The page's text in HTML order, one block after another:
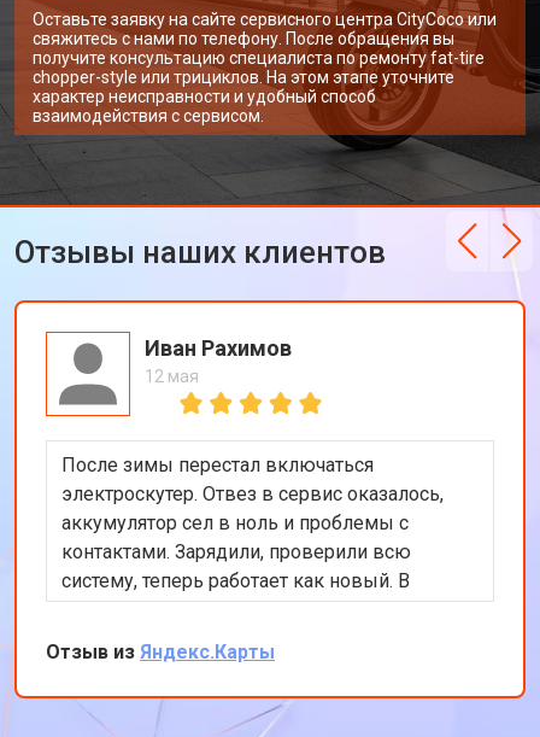
Оставьте заявку на сайте сервисного центра CityCoco или
свяжитесь с нами по телефону. После обращения вы
получите консультацию специалиста по ремонту fat-tire
chopper-style или трициклов. На этом этапе уточните
характер неисправности и удобный способ
взаимодействия с сервисом.
Отзывы наших клиентов
Иван Рахимов
12 мая
После зимы перестал включаться
электроскутер. Отвез в сервис оказалось,
аккумулятор сел в ноль и проблемы с
контактами. Зарядили, проверили всю
систему, теперь работает как новый. В
мастерской без лишних накруток все
Отзыв из Яндекс.Карты